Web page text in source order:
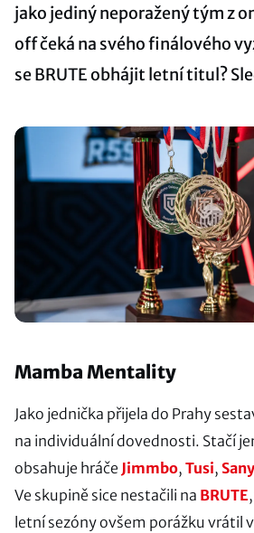
jako jediný neporažený tým z
off čeká na svého finálového
se BRUTE obhájit letní titul?
Mamba Mentality
Jako jednička přijela do Prahy
na individuální dovednosti. Stačí
obsahuje hráče Jimmbo, Tusi,
Ve skupině sice nestačili na BRUTE
letní sezóny ovšem porážku vrátil